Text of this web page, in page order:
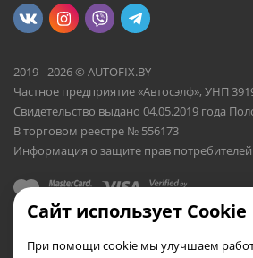
2019 - 2026 © AUTOFIX.BY
Частное предприятие «Автосэлф», УНП
Свидетельство выдано 04.05.2019 года
В торговом реестре № 556173
Информация о защите прав потребителей
Сайт использует Cookie
При помощи cookie мы улучшаем